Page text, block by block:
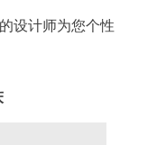
设计师为您个性